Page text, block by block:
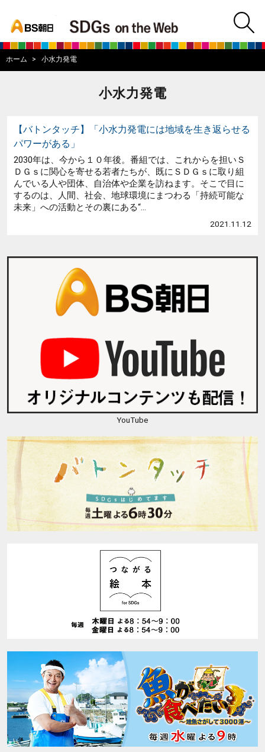
BS朝日SDGs
ホーム 小水力発電
小水力発電
【バトンタッチ】「小水力発電には地域を生き返らせる
パワーがある」
2030年は、今から１０年後。番組では、これからを担いＳ
ＤＧｓに関心を寄せる若者たちが、既にＳＤＧｓに取り組
んでいる人や団体、自治体や企業を訪ねます。そこで目に
するのは、人間、社会、地球環境にまつわる「持続可能な
未来」への活動とその裏にある“...
2021.11.12
YouTube